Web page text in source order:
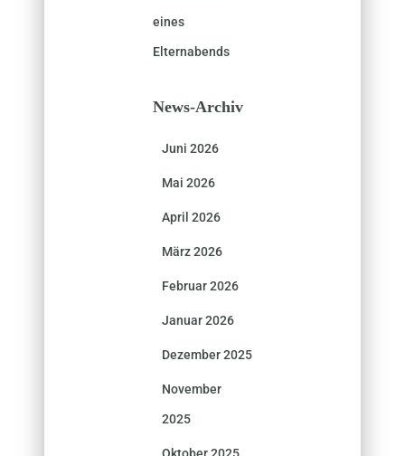
eines
Elternabends
News-Archiv
Juni 2026
Mai 2026
April 2026
März 2026
Februar 2026
Januar 2026
Dezember 2025
November
2025
Oktober 2025